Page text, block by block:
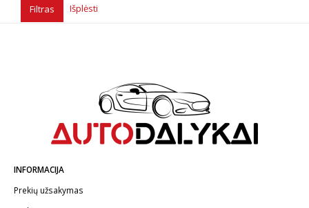
Filtras Išplėsti
INFORMACIJA
Prekių užsakymas